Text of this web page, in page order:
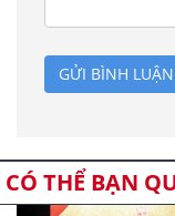
GỬI BÌNH LUẬN
CÓ THỂ BẠN